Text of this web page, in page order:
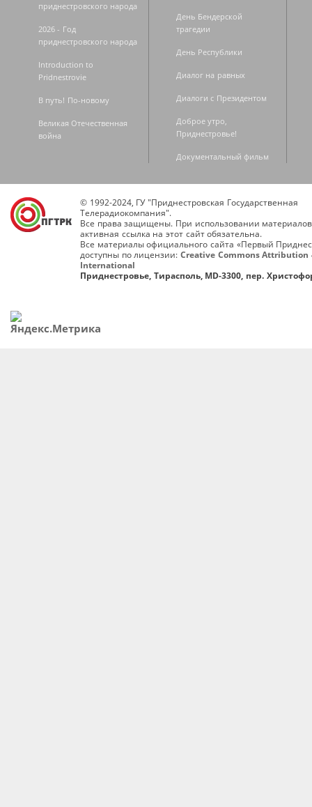
приднестровского народа
2026 - Год
приднестровского народа
Introduction to
Pridnestrovie
В путь! По-новому
Великая Отечественная
война
День Бендерской
трагедии
День Республики
Диалог на равных
Диалоги с Президентом
Доброе утро,
Приднестровье!
Документальный фильм
© 1992-2024, ГУ "Приднестровская Государственная
Телерадиокомпания".
Все права защищены. При использовании
активная ссылка на этот сайт обязательна.
Все материалы официального сайта «Первый
доступны по лицензии: Creative Commons Attribution
International
Приднестровье, Тирасполь, MD-3300, пер.